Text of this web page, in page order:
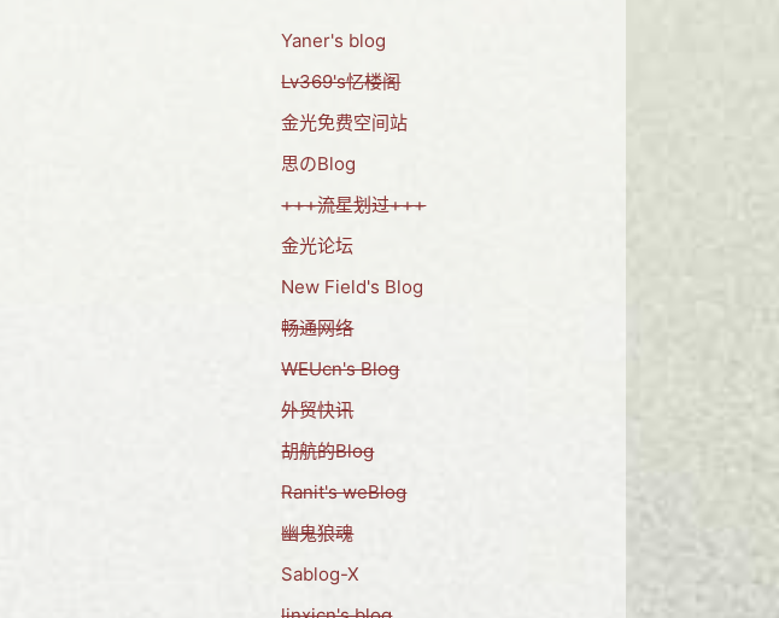
Yaner's blog
Lv369's忆楼阁
金光免费空间站
思のBlog
+++流星划过+++
金光论坛
New Field's Blog
畅通网络
WEUcn's Blog
外贸快讯
胡航的Blog
Ranit's weBlog
幽鬼狼魂
Sablog-X